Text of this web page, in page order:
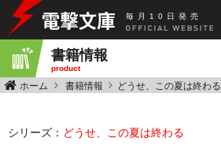
毎 月 10 日 発 売
書籍情報
product
ホーム 書籍情報 どうせ、この夏は終わる
シリーズ： どうせ、この夏は終わる